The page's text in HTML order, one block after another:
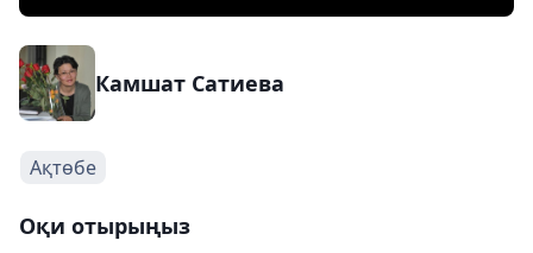
Камшат Сатиева
Ақтөбе
Оқи отырыңыз